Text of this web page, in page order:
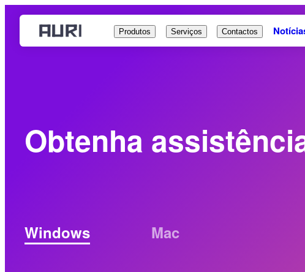
Saltar
Produtos Serviços Contactos
Obtenha
Windows Mac